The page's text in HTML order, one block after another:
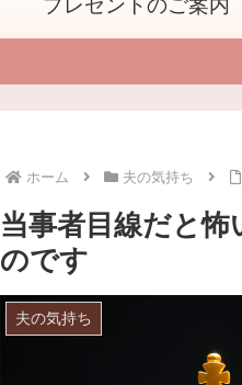
プレゼントのご案内
ホーム 夫の気持ち
当事者目線だと
のです
夫の気持ち